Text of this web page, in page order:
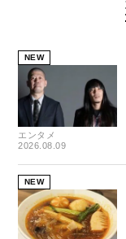
NEW
エンタメ
2026.08.09
NEW